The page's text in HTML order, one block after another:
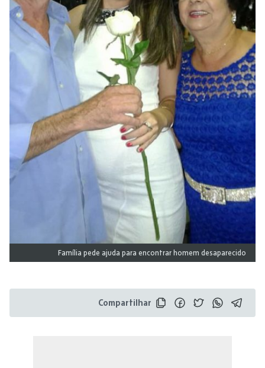
Família pede ajuda para encontrar homem desaparecido
Compartilhar